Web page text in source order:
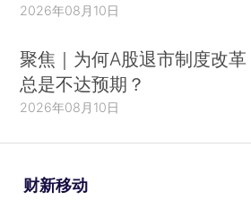
2026年08月10日
聚焦｜为何A股退市制度改革
总是不达预期？
2026年08月10日
财新移动